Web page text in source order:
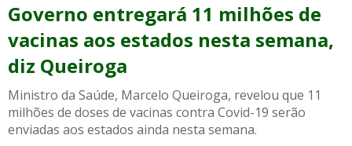
Governo entregará 11 milhões de
vacinas aos estados nesta semana,
diz Queiroga
Ministro da Saúde, Marcelo Queiroga, revelou que 11
milhões de doses de vacinas contra Covid-19 serão
enviadas aos estados ainda nesta semana.